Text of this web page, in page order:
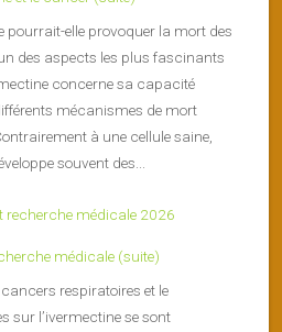
pourrait-elle provoquer la mort des
des aspects les plus fascinants
concerne sa capacité
mécanismes de mort
à une cellule saine,
souvent des...
médicale (suite)
respiratoires et le
sur l’ivermectine se sont